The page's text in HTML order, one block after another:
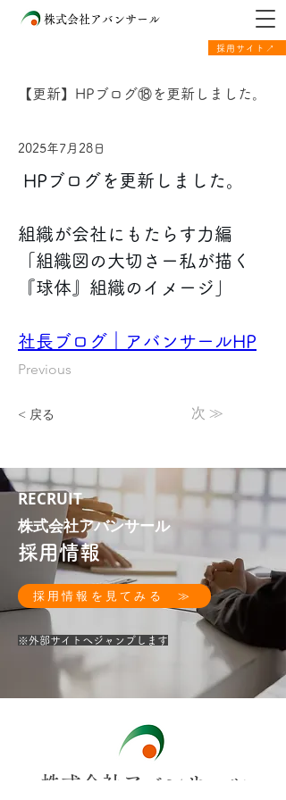
採用サイト↗
株式会社アバンサール
【更新】HPブログ⑱を更新しました。
2025年7月28日
HPブログを更新しました。
組織が会社にもたらす力編
「組織図の大切さー私が描く
『球体』組織のイメージ」
社長ブログ｜アバンサールHP
Previous
< 戻る 次 ≫
RECRUIT
株式会社アバンサール
採用情報
採用情報を見てみる ≫
​※外部サイトへジャンプします
​株式会社アバンサール